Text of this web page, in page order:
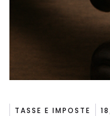
TASSE E IMPOSTE